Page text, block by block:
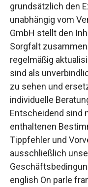
grundsätzlich den
unabhängig vom
GmbH stellt den
Sorgfalt
regelmäßig
sind als
zu sehen und
individuelle
Entscheidend sind
enthaltenen
Tippfehler und
ausschließlich
english On parle